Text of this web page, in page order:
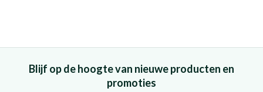
Blijf op de hoogte van nieuwe producten en
promoties